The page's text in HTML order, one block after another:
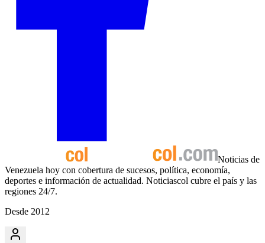
Noticias de
Venezuela hoy con cobertura de sucesos, política, economía,
deportes e información de actualidad. Noticiascol cubre el país y las
regiones 24/7.
Desde 2012